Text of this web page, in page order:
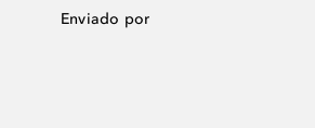
Enviado por